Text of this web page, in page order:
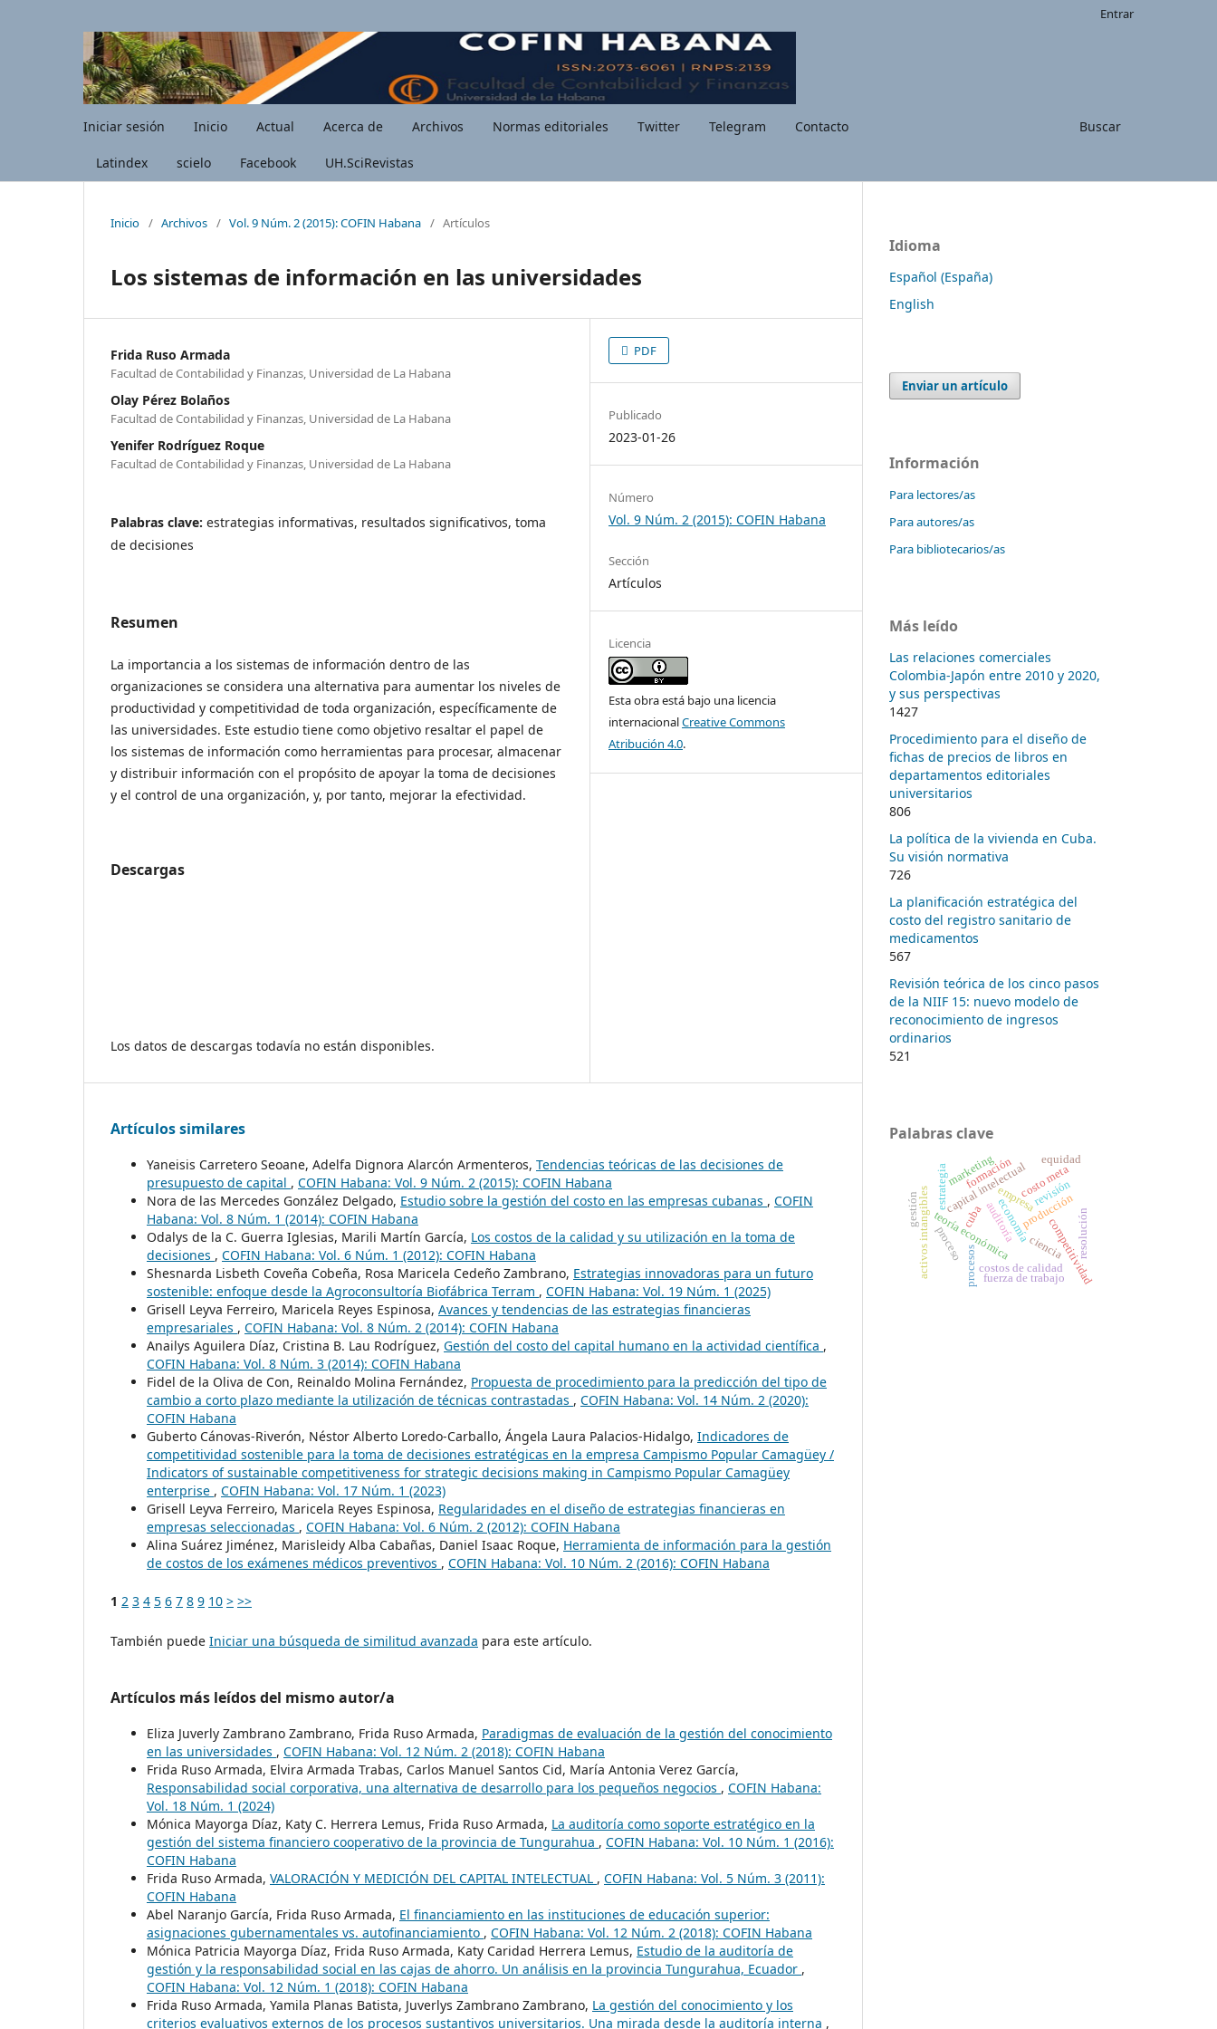
Iniciar sesión Inicio Actual Acerca de Archivos Normas editoriales Twitter Telegram Contacto
Latindex scielo Facebook UH.SciRevistas
Buscar
Entrar
Inicio / Archivos / Vol. 9 Núm. 2 (2015): COFIN Habana / Artículos
Los sistemas de información en las universidades
Frida Ruso Armada
Facultad de Contabilidad y Finanzas, Universidad de La Habana
Olay Pérez Bolaños
Facultad de Contabilidad y Finanzas, Universidad de La Habana
Yenifer Rodríguez Roque
Facultad de Contabilidad y Finanzas, Universidad de La Habana
Palabras clave: estrategias informativas, resultados significativos, toma
de decisiones
Resumen
La importancia a los sistemas de información dentro de las
organizaciones se considera una alternativa para aumentar los niveles de
productividad y competitividad de toda organización, específicamente de
las universidades. Este estudio tiene como objetivo resaltar el papel de
los sistemas de información como herramientas para procesar, almacenar
y distribuir información con el propósito de apoyar la toma de decisiones
y el control de una organización, y, por tanto, mejorar la efectividad.
Descargas
Los datos de descargas todavía no están disponibles.
PDF
Publicado
2023-01-26
Número
Vol. 9 Núm. 2 (2015): COFIN Habana
Sección
Artículos
Licencia
Esta obra está bajo una licencia
internacionalCreative Commons
Atribución 4.0.
Artículos similares
Yaneisis Carretero Seoane, Adelfa Dignora Alarcón Armenteros, Tendencias teóricas de las decisiones de
presupuesto de capital , COFIN Habana: Vol. 9 Núm. 2 (2015): COFIN Habana
Nora de las Mercedes González Delgado, Estudio sobre la gestión del costo en las empresas cubanas , COFIN
Habana: Vol. 8 Núm. 1 (2014): COFIN Habana
Odalys de la C. Guerra Iglesias, Marili Martín García, Los costos de la calidad y su utilización en la toma de
decisiones , COFIN Habana: Vol. 6 Núm. 1 (2012): COFIN Habana
Shesnarda Lisbeth Coveña Cobeña, Rosa Maricela Cedeño Zambrano, Estrategias innovadoras para un futuro
sostenible: enfoque desde la Agroconsultoría Biofábrica Terram , COFIN Habana: Vol. 19 Núm. 1 (2025)
Grisell Leyva Ferreiro, Maricela Reyes Espinosa, Avances y tendencias de las estrategias financieras
empresariales , COFIN Habana: Vol. 8 Núm. 2 (2014): COFIN Habana
Anailys Aguilera Díaz, Cristina B. Lau Rodríguez, Gestión del costo del capital humano en la actividad científica ,
COFIN Habana: Vol. 8 Núm. 3 (2014): COFIN Habana
Fidel de la Oliva de Con, Reinaldo Molina Fernández, Propuesta de procedimiento para la predicción del tipo de
cambio a corto plazo mediante la utilización de técnicas contrastadas , COFIN Habana: Vol. 14 Núm. 2 (2020):
COFIN Habana
Guberto Cánovas-Riverón, Néstor Alberto Loredo-Carballo, Ángela Laura Palacios-Hidalgo, Indicadores de
competitividad sostenible para la toma de decisiones estratégicas en la empresa Campismo Popular Camagüey /
Indicators of sustainable competitiveness for strategic decisions making in Campismo Popular Camagüey
enterprise , COFIN Habana: Vol. 17 Núm. 1 (2023)
Grisell Leyva Ferreiro, Maricela Reyes Espinosa, Regularidades en el diseño de estrategias financieras en
empresas seleccionadas , COFIN Habana: Vol. 6 Núm. 2 (2012): COFIN Habana
Alina Suárez Jiménez, Marisleidy Alba Cabañas, Daniel Isaac Roque, Herramienta de información para la gestión
de costos de los exámenes médicos preventivos , COFIN Habana: Vol. 10 Núm. 2 (2016): COFIN Habana
1 2 3 4 5 6 7 8 9 10 > >>
También puede Iniciar una búsqueda de similitud avanzada para este artículo.
Artículos más leídos del mismo autor/a
Eliza Juverly Zambrano Zambrano, Frida Ruso Armada, Paradigmas de evaluación de la gestión del conocimiento
en las universidades , COFIN Habana: Vol. 12 Núm. 2 (2018): COFIN Habana
Frida Ruso Armada, Elvira Armada Trabas, Carlos Manuel Santos Cid, María Antonia Verez García,
Responsabilidad social corporativa, una alternativa de desarrollo para los pequeños negocios , COFIN Habana:
Vol. 18 Núm. 1 (2024)
Mónica Mayorga Díaz, Katy C. Herrera Lemus, Frida Ruso Armada, La auditoría como soporte estratégico en la
gestión del sistema financiero cooperativo de la provincia de Tungurahua , COFIN Habana: Vol. 10 Núm. 1 (2016):
COFIN Habana
Frida Ruso Armada, VALORACIÓN Y MEDICIÓN DEL CAPITAL INTELECTUAL , COFIN Habana: Vol. 5 Núm. 3 (2011):
COFIN Habana
Abel Naranjo García, Frida Ruso Armada, El financiamiento en las instituciones de educación superior:
asignaciones gubernamentales vs. autofinanciamiento , COFIN Habana: Vol. 12 Núm. 2 (2018): COFIN Habana
Mónica Patricia Mayorga Díaz, Frida Ruso Armada, Katy Caridad Herrera Lemus, Estudio de la auditoría de
gestión y la responsabilidad social en las cajas de ahorro. Un análisis en la provincia Tungurahua, Ecuador ,
COFIN Habana: Vol. 12 Núm. 1 (2018): COFIN Habana
Frida Ruso Armada, Yamila Planas Batista, Juverlys Zambrano Zambrano, La gestión del conocimiento y los
criterios evaluativos externos de los procesos sustantivos universitarios. Una mirada desde la auditoría interna ,
Idioma
Español (España)
English
Enviar un artículo
Información
Para lectores/as
Para autores/as
Para bibliotecarios/as
Más leído
Las relaciones comerciales
Colombia-Japón entre 2010 y 2020,
y sus perspectivas
1427
Procedimiento para el diseño de
fichas de precios de libros en
departamentos editoriales
universitarios
806
La política de la vivienda en Cuba.
Su visión normativa
726
La planificación estratégica del
costo del registro sanitario de
medicamentos
567
Revisión teórica de los cinco pasos
de la NIIF 15: nuevo modelo de
reconocimiento de ingresos
ordinarios
521
Palabras clave
economíaproducción
teoría económica
auditoría
empresa
procesos
activos intangibles capital intelectual
competitividad
costos de calidad
ciencia
costo meta
estrategia
gestión revisión
equidad
formación
marketing
cuba
fuerza de trabajo
proceso resolución